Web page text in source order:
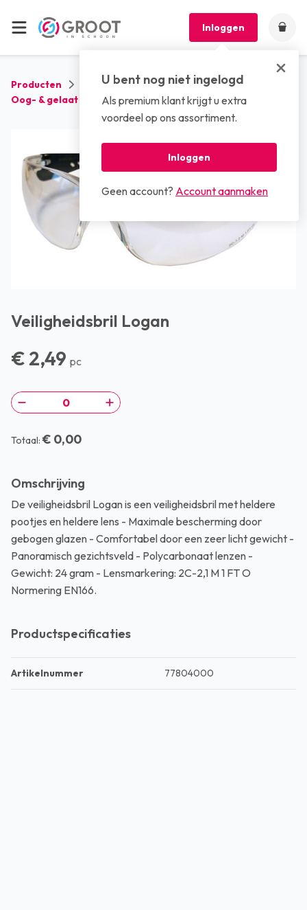
Inloggen
U bent nog niet ingelogd
Als premium klant krijgt u extra
voordeel op ons assortiment.
Inloggen
Geen account? Account aanmaken
Producten
Beschermingsmiddelen
Oog- & gelaat bescherming
Veiligheidsbril Logan
Veiligheidsbril Logan
€ 2,49 pc
Totaal: € 0,00
Omschrijving
De veiligheidsbril Logan is een veiligheidsbril met heldere
pootjes en heldere lens - Maximale bescherming door
gebogen glazen - Comfortabel door een zeer licht gewicht -
Panoramisch gezichtsveld - Polycarbonaat lenzen -
Gewicht: 24 gram - Lensmarkering: 2C-2,1 M 1 FT O
Normering EN166.
Productspecificaties
Artikelnummer 77804000